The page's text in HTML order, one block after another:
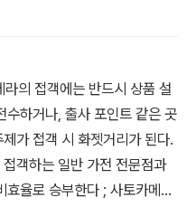
의 접객에는 반드시 상품 설
수하거나, 출사 포인트 같은 곳
가 접객 시 화젯거리가 된다.
객하는 일반 가전 전문점과
율로 승부한다 ; 사토카메라